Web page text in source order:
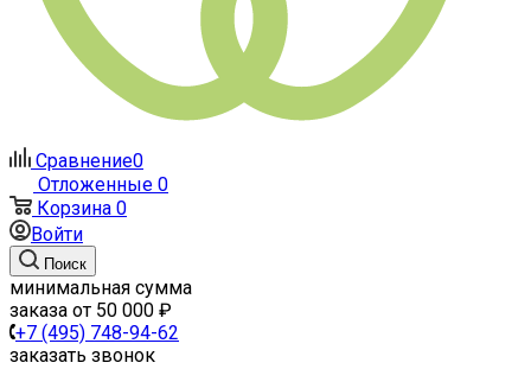
Сравнение0
Отложенные 0
Корзина 0
Войти
Поиск
минимальная сумма
заказа от 50 000 ₽
+7 (495) 748-94-62
заказать звонок